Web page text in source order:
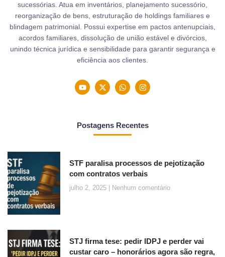
sucessórias. Atua em inventários, planejamento sucessório,
reorganização de bens, estruturação de holdings familiares e
blindagem patrimonial. Possui expertise em pactos antenupciais,
acordos familiares, dissolução de união estável e divórcios,
unindo técnica jurídica e sensibilidade para garantir segurança e
eficiência aos clientes.
Postagens Recentes
STF paralisa processos de pejotização
com contratos verbais
julho 2, 2025 Nenhum comentário
STJ firma tese: pedir IDPJ e perder vai
custar caro – honorários agora são regra,